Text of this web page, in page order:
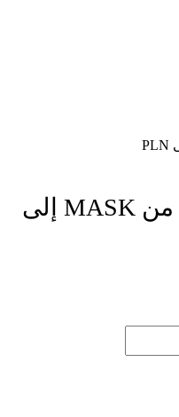
حاسبة سعر الصرف من MASK إلى